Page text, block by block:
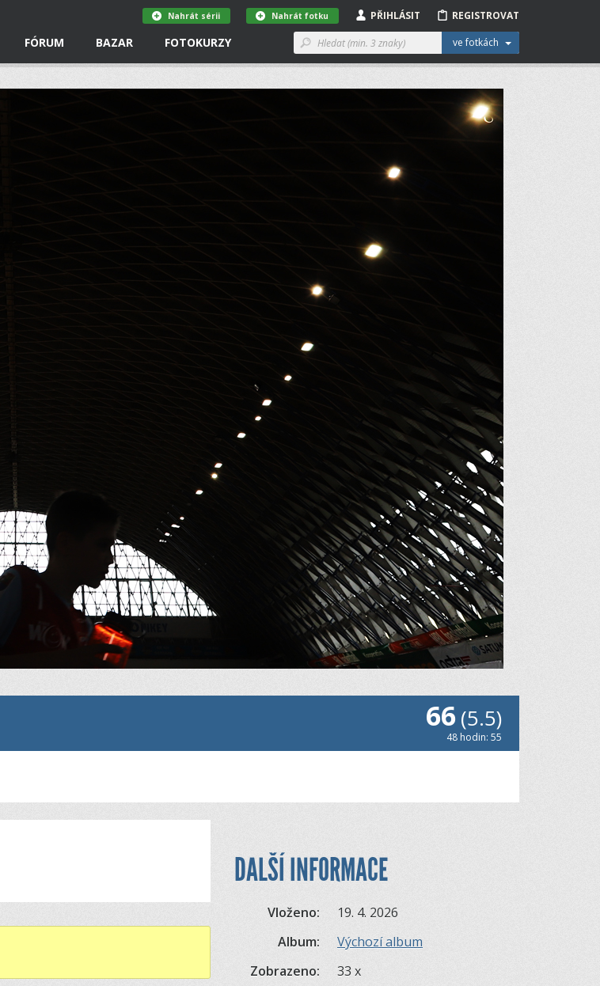
FÓRUM BAZAR FOTOKURZY ve fotkách
REGISTROVAT
PŘIHLÁSIT
Nahrát fotku
Nahrát sérii
66(5.5)
48 hodin: 55
DALŠÍ INFORMACE
Vloženo:
19. 4. 2026
Album:
Výchozí album
Zobrazeno:
33 x